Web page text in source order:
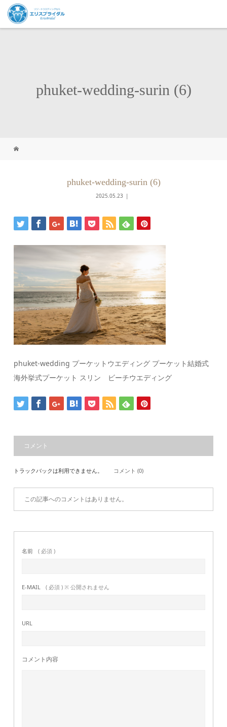
phuket-wedding-surin (6)
phuket-wedding-surin (6)
2025.05.23
phuket-wedding プーケットウエディング プーケット結婚式
海外挙式プーケット スリン ビーチウエディング
コメント
トラックバックは利用できません。 コメント (0)
この記事へのコメントはありません。
名前 ( 必須 )
E-MAIL ( 必須 ) ※ 公開されません
URL
コメント内容